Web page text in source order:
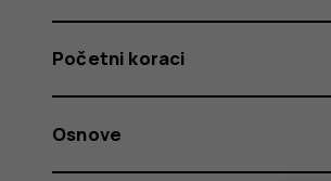
Početni koraci
Osnove